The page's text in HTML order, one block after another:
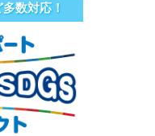
数対応！